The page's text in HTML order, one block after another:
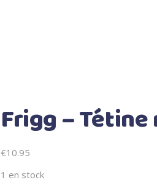
Frigg –
€10.95
1 en stock